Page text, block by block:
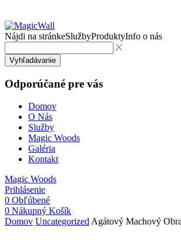
Nájdi na stránkeSlužbyProduktyInfo o nás
Vyhľadávanie
Odporúčané pre vás
Domov
O Nás
Služby
Magic Woods
Galéria
Kontakt
Magic Woods
Prihlásenie
0 Obľúbené
0 Nákupný Košík
Domov UncategorizedAgátový Machový